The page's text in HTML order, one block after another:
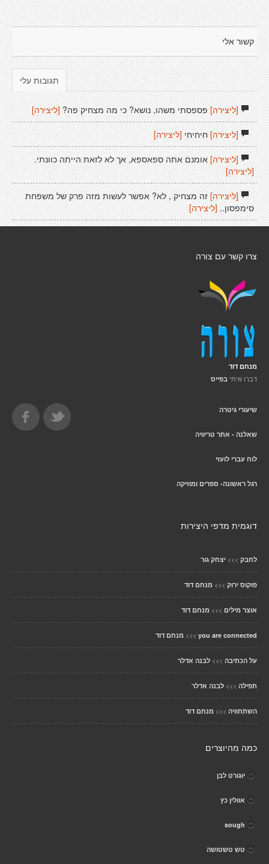
קשור אלי
תגובות עלי
[ליצירה]פספסתי משהו, נושא? כי מה מצחיק פה? [ליצירה]
[ליצירה]חיחיחי [ליצירה]
[ליצירה]אומנם אתה ספאספא, אך לא לזאת הייתה כוונתי.
[ליצירה]
[ליצירה]זה מצחיק , לא? אפשר לעשות מזה פרק של משפחת
סימפסון.. [ליצירה]
צרו קשר עם צורה
מנחם דוד
דברו איתי בפייס
שיעורי גיטרה
שאלנה - אתר טריוויה
לוח עברי לועזי
רגל ראשונה- ספרים ומוזיקה
דוגמית מדפי היצירות
לחבק >>> יצחק גור
פוקוס ירוק >>> מנחם דוד
אוצר מילים >>> מנחם דוד
you are connected
>>> מנחם דוד
על הכתיבה >>> לבנה אדלר
תפילה >>> לבנה אדלר
השתחוויה >>> מנחם דוד
כמה מהיוצרים
יוגורט לבן
אוולין כץ
sough
טש טשטושה